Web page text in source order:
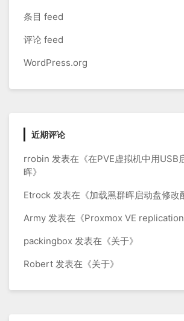
条目 feed
评论 feed
WordPress.org
近期评论
rrobin 发表在《在PVE虚拟机中用USB
晖》
Etrock 发表在《加载黑群晖启动盘修改
Army 发表在《Proxmox VE
packingbox 发表在《关于》
Robert 发表在《关于》